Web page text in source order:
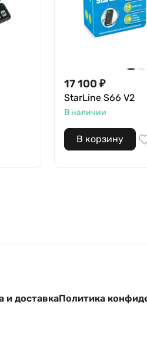
17 100 ₽
StarLine S66 V2
В наличии
В корзину
и доставкаПолитика